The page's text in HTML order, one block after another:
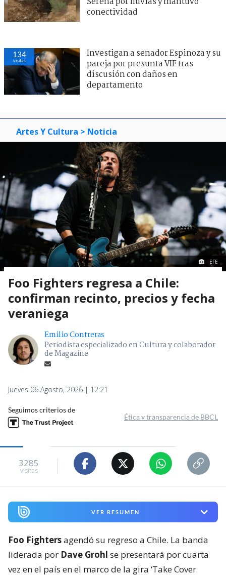
conectividad
134
visitas
Investigan a senador Espinoza y su
pareja por presunta VIF tras
discusión con daños en
departamento
Artes Y Cultura > Noticia
EFE
Foo Fighters regresa a Chile:
confirman recinto, precios y fecha
veraniega
Emilio Contreras
Periodista especializado en Cultura y colaborador
de Magazine
Jueves 06 Agosto, 2026 | 12:21
Seguimos criterios de
Ética y transparencia de BBCL
3285
visitas
VER RESUMEN
Foo Fightersagendó su regreso a Chile. La banda
liderada por Dave Grohl se presentará por cuarta
vez en el país en el marco de la gira ‘Take Cover